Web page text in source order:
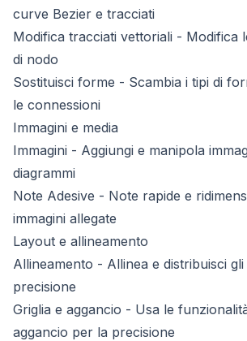
curve Bezier e tracciati
Modifica tracciati vettoriali - Modifica
di nodo
Sostituisci forme - Scambia i tipi di
le connessioni
Immagini e media
Immagini - Aggiungi e manipola
diagrammi
Note Adesive - Note rapide e
immagini allegate
Layout e allineamento
Allineamento - Allinea e distribuisci
precisione
Griglia e aggancio - Usa le
aggancio per la precisione